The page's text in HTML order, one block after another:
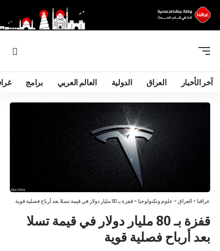
آخر الأخبار العراق الدولية العالم العربي برامج
عراقنا > العراق > علوم وتكنولوجيا > قفزة بـ 80 مليار دولار في قيمة تسلا بعد أرباح فصلية قوية
قفزة بـ 80 مليار دولار في قيمة تسلا
بعد أرباح فصلية قوية